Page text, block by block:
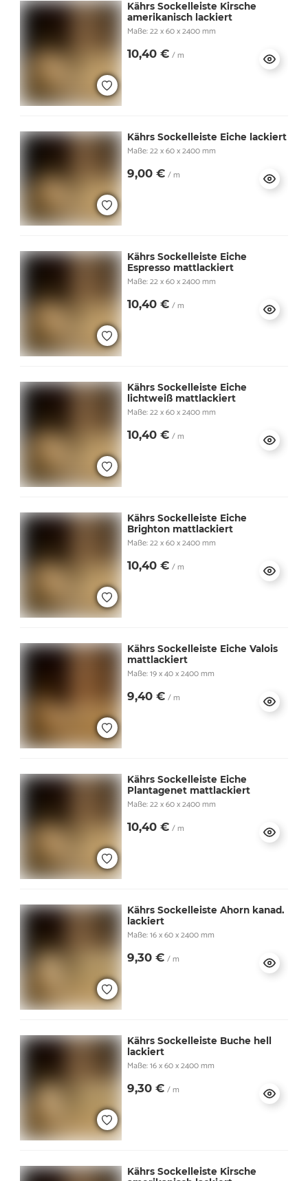
Kährs Sockelleiste Kirsche
amerikanisch lackiert
Maße: 22 x 60 x 2400 mm
10,40 € / m
Kährs Sockelleiste Eiche lackiert
Maße: 22 x 60 x 2400 mm
9,00 € / m
Kährs Sockelleiste Eiche
Espresso mattlackiert
Maße: 22 x 60 x 2400 mm
10,40 € / m
Kährs Sockelleiste Eiche
lichtweiß mattlackiert
Maße: 22 x 60 x 2400 mm
10,40 € / m
Kährs Sockelleiste Eiche
Brighton mattlackiert
Maße: 22 x 60 x 2400 mm
10,40 € / m
Kährs Sockelleiste Eiche Valois
mattlackiert
Maße: 19 x 40 x 2400 mm
9,40 € / m
Kährs Sockelleiste Eiche
Plantagenet mattlackiert
Maße: 22 x 60 x 2400 mm
10,40 € / m
Kährs Sockelleiste Ahorn kanad.
lackiert
Maße: 16 x 60 x 2400 mm
9,30 € / m
Kährs Sockelleiste Buche hell
lackiert
Maße: 16 x 60 x 2400 mm
9,30 € / m
Kährs Sockelleiste Kirsche